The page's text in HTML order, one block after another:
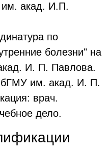
акад. И.П.
по
болезни" на
И. П. Павлова.
им. акад. И. П.
врач.
дело.